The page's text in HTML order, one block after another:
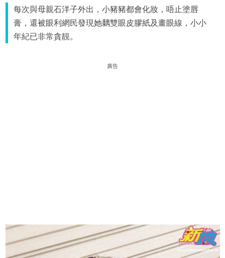
每次與母親石洋子外出，小豬豬都會化妝，唔止塗唇
膏，還被眼利網民發現她黐雙眼皮膠紙及畫眼線，小小
年紀已非常貪靚。
廣告